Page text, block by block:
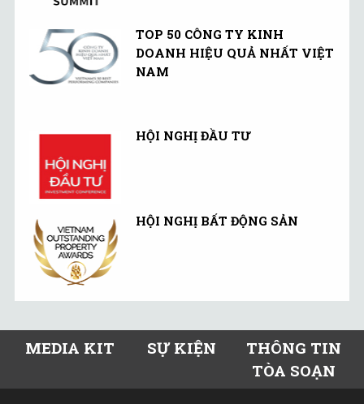
TOP 50 CÔNG TY KINH
DOANH HIỆU QUẢ NHẤT VIỆT
NAM
HỘI NGHỊ ĐẦU TƯ
HỘI NGHỊ BẤT ĐỘNG SẢN
MEDIA KIT SỰ KIỆN
THÔNG TIN
TÒA SOẠN